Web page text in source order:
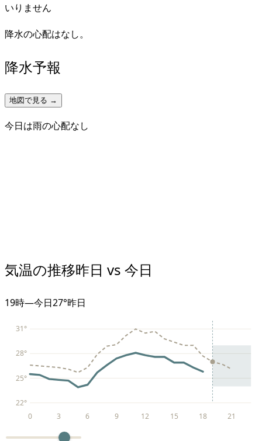
いりません
降水の心配はなし。
降水予報
地図で見る →
今日は雨の心配なし
気温の推移昨日 vs 今日
19時—今日27°昨日
22°
25°
28°
31°
0 3 6 9 12 15 18 21